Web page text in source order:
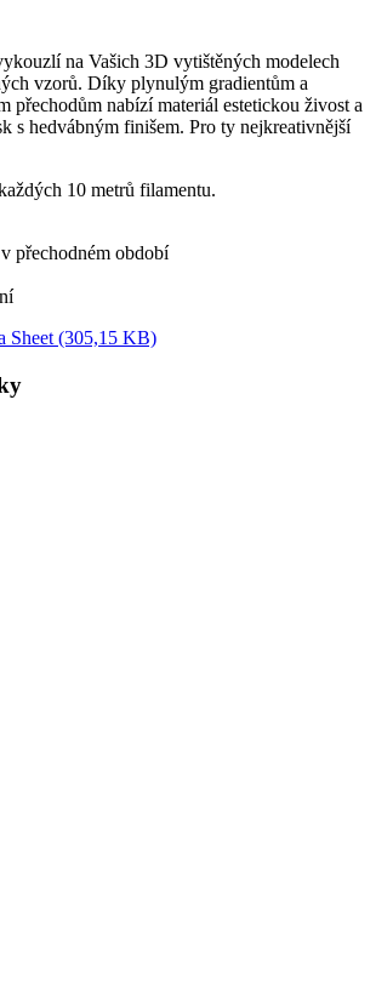
na Vašich 3D vytištěných modelech
vzorů. Díky plynulým gradientům a
přechodům nabízí materiál estetickou živost a
s hedvábným finišem. Pro ty nejkreativnější
10 metrů filamentu.
přechodném období
Sheet (305,15 KB)